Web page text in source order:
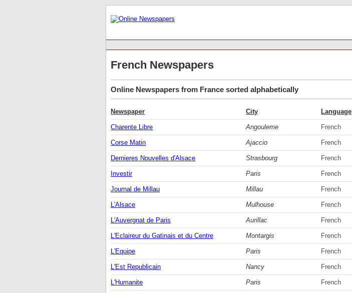
French Newspapers
Online Newspapers from France sorted alphabetically
Newspaper City Language
Charente Libre Angouleme French
Corse Matin Ajaccio French
Dernieres Nouvelles d'Alsace Strasbourg French
Investir Paris French
Journal de Millau Millau French
L'Alsace Mulhouse French
L'Auvergnat de Paris Aurillac French
L'Eclaireur du Gatinais et du Centre Montargis French
L'Equipe Paris French
L'Est Republicain Nancy French
L'Humanite Paris French